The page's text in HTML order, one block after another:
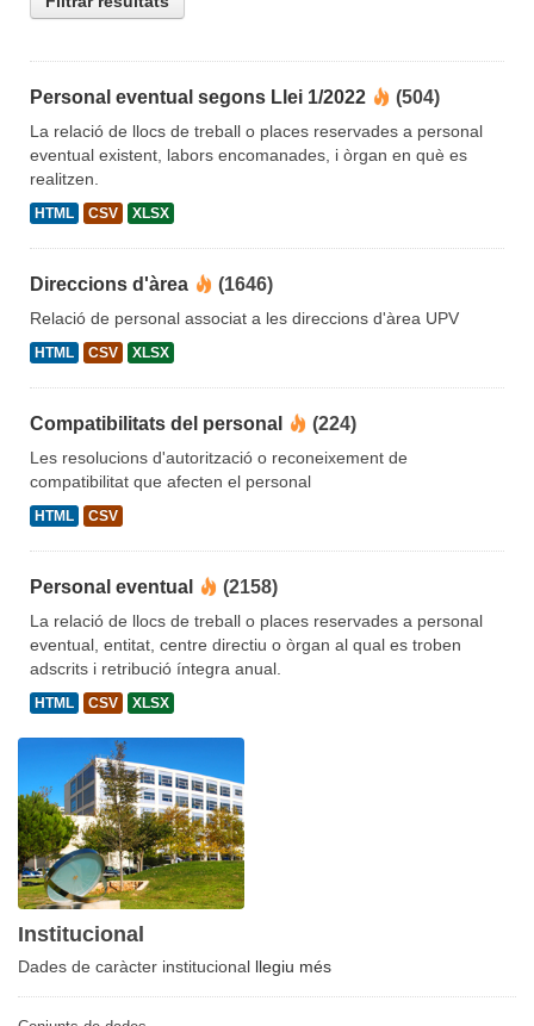
Personal eventual segons Llei 1/2022 (504)
La relació de llocs de treball o places reservades a personal
eventual existent, labors encomanades, i òrgan en què es
realitzen.
HTML CSV XLSX
Direccions d'àrea (1646)
Relació de personal associat a les direccions d'àrea UPV
HTML CSV XLSX
Compatibilitats del personal (224)
Les resolucions d'autorització o reconeixement de
compatibilitat que afecten el personal
HTML CSV
Personal eventual (2158)
La relació de llocs de treball o places reservades a personal
eventual, entitat, centre directiu o òrgan al qual es troben
adscrits i retribució íntegra anual.
HTML CSV XLSX
Institucional
Dades de caràcter institucional llegiu més